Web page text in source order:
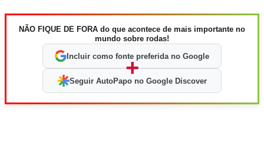
NÃO FIQUE DE FORA do que acontece de mais importante no
mundo sobre rodas!
Incluir como fonte preferida no Google
+
Seguir AutoPapo no Google Discover